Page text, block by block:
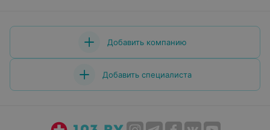
Добавить компанию
Добавить специалиста